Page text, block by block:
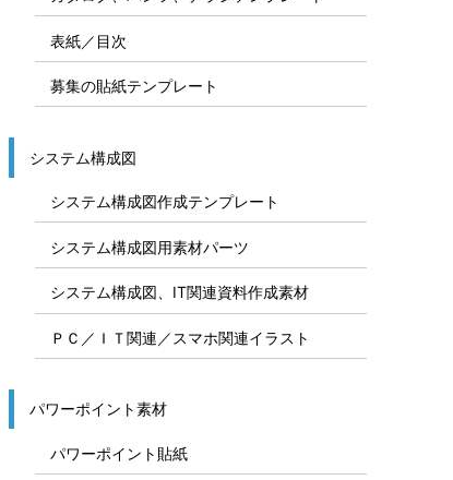
表紙／目次
募集の貼紙テンプレート
システム構成図
システム構成図作成テンプレート
システム構成図用素材パーツ
システム構成図、IT関連資料作成素材
ＰＣ／ＩＴ関連／スマホ関連イラスト
パワーポイント素材
パワーポイント貼紙